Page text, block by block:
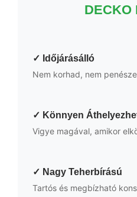
DECKO
✓ Időjárásálló
Nem korhad, nem
✓ Könnyen
Vigye magával, amikor
✓ Nagy Teherbírású
Tartós és megbízható